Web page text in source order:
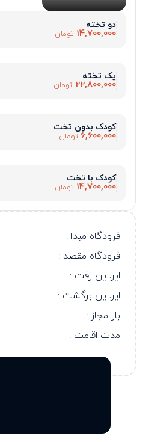
دو تخته
14,700,000 تومان
یک تخته
22,800,000 تومان
کودک بدون تخت
6,600,000 تومان
کودک با تخت
14,700,000 تومان
فرودگاه مبدا :
فرودگاه مقصد :
ایرلاین رفت :
ایرلاین برگشت :
بار مجاز :
مدت اقامت :